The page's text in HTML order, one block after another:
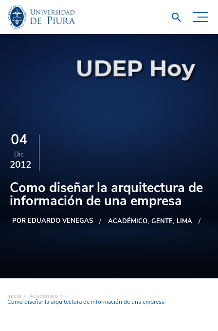
04
Dic
2012
Como diseñar la arquitectura de
información de una empresa
POR EDUARDO VENEGAS ACADÉMICO GENTE LIMA
Inicio Académico
Como diseñar la arquitectura de información de una empresa